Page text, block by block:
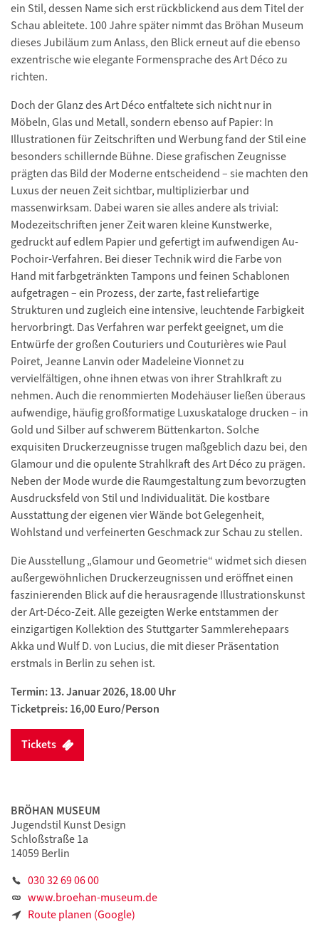
ein Stil, dessen Name sich erst rückblickend aus dem Titel der
Schau ableitete. 100 Jahre später nimmt das Bröhan Museum
dieses Jubiläum zum Anlass, den Blick erneut auf die ebenso
exzentrische wie elegante Formensprache des Art Déco zu
richten.
Doch der Glanz des Art Déco entfaltete sich nicht nur in
Möbeln, Glas und Metall, sondern ebenso auf Papier: In
Illustrationen für Zeitschriften und Werbung fand der Stil eine
besonders schillernde Bühne. Diese grafischen Zeugnisse
prägten das Bild der Moderne entscheidend – sie machten den
Luxus der neuen Zeit sichtbar, multiplizierbar und
massenwirksam. Dabei waren sie alles andere als trivial:
Modezeitschriften jener Zeit waren kleine Kunstwerke,
gedruckt auf edlem Papier und gefertigt im aufwendigen Au-
Pochoir-Verfahren. Bei dieser Technik wird die Farbe von
Hand mit farbgetränkten Tampons und feinen Schablonen
aufgetragen – ein Prozess, der zarte, fast reliefartige
Strukturen und zugleich eine intensive, leuchtende Farbigkeit
hervorbringt. Das Verfahren war perfekt geeignet, um die
Entwürfe der großen Couturiers und Couturières wie Paul
Poiret, Jeanne Lanvin oder Madeleine Vionnet zu
vervielfältigen, ohne ihnen etwas von ihrer Strahlkraft zu
nehmen. Auch die renommierten Modehäuser ließen überaus
aufwendige, häufig großformatige Luxuskataloge drucken – in
Gold und Silber auf schwerem Büttenkarton. Solche
exquisiten Druckerzeugnisse trugen maßgeblich dazu bei, den
Glamour und die opulente Strahlkraft des Art Déco zu prägen.
Neben der Mode wurde die Raumgestaltung zum bevorzugten
Ausdrucksfeld von Stil und Individualität. Die kostbare
Ausstattung der eigenen vier Wände bot Gelegenheit,
Wohlstand und verfeinerten Geschmack zur Schau zu stellen.
Die Ausstellung „Glamour und Geometrie“ widmet sich diesen
außergewöhnlichen Druckerzeugnissen und eröffnet einen
faszinierenden Blick auf die herausragende Illustrationskunst
der Art-Déco-Zeit. Alle gezeigten Werke entstammen der
einzigartigen Kollektion des Stuttgarter Sammlerehepaars
Akka und Wulf D. von Lucius, die mit dieser Präsentation
erstmals in Berlin zu sehen ist.
Termin: 13. Januar 2026, 18.00 Uhr
Ticketpreis: 16,00 Euro/Person
Tickets
BRÖHAN MUSEUM
Jugendstil Kunst Design
Schloßstraße 1a
14059 Berlin
030 32 69 06 00
www.broehan-museum.de
Route planen (Google)